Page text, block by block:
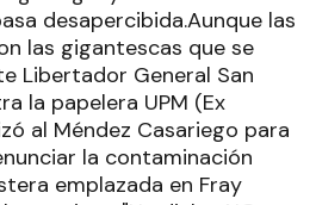
desapercibida.Aunque las
las gigantescas que se
Libertador General San
la papelera UPM (Ex
al Méndez Casariego para
la contaminación
emplazada en Fray